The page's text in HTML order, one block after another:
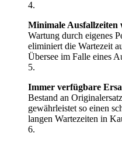
Minimale
Wartung durch eigenes
eliminiert die Wartezeit
Übersee im Falle eines
Immer verfügbare
Bestand an
gewährleistet so einen
langen Wartezeiten in